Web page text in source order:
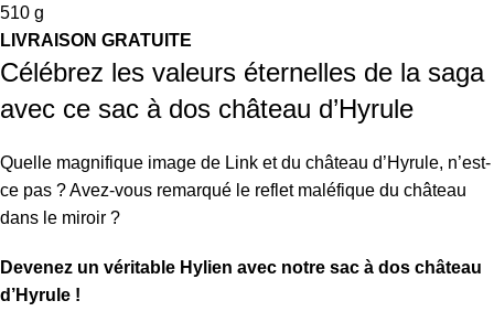
510 g
LIVRAISON GRATUITE
Célébrez les valeurs éternelles de la saga
avec ce sac à dos château d’Hyrule
Quelle magnifique image de Link et du château d’Hyrule, n’est-
ce pas ? Avez-vous remarqué le reflet maléfique du château
dans le miroir ?
Devenez un véritable Hylien avec notre sac à dos château
d’Hyrule !